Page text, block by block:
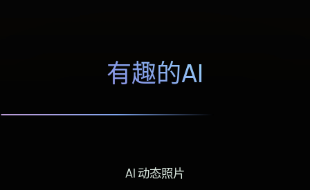
有趣的AI
AI 动态照片